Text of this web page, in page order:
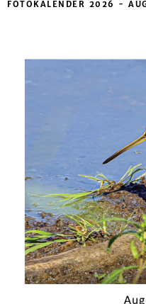
FOTOKALENDER 2026 -